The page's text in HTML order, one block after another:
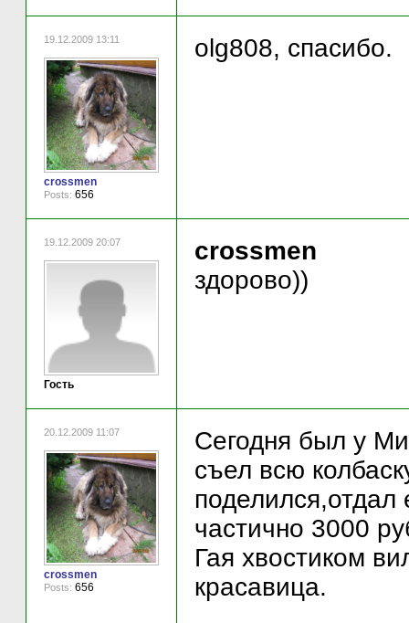
19.12.2009 13:11
crossmen
Posts: 656
olg808, спасибо.
19.12.2009 20:07
Гость
crossmen
здорово))
20.12.2009 11:07
crossmen
Posts: 656
Сегодня был у
съел всю
частично 3000
Гая хвостиком
красавица.